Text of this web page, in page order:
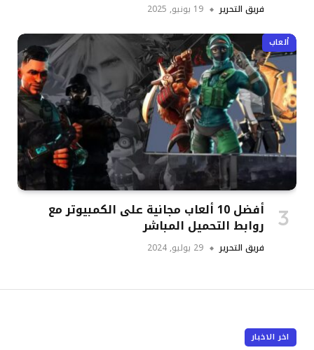
فريق التحرير 19 يونيو, 2025
ألعاب
أفضل 10 ألعاب مجانية على الكمبيوتر مع
روابط التحميل المباشر
فريق التحرير 29 يوليو, 2024
اخر الاخبار